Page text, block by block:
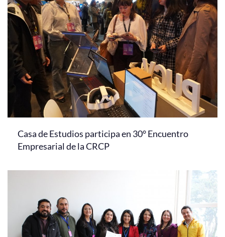
Casa de Estudios participa en 30° Encuentro
Empresarial de la CRCP